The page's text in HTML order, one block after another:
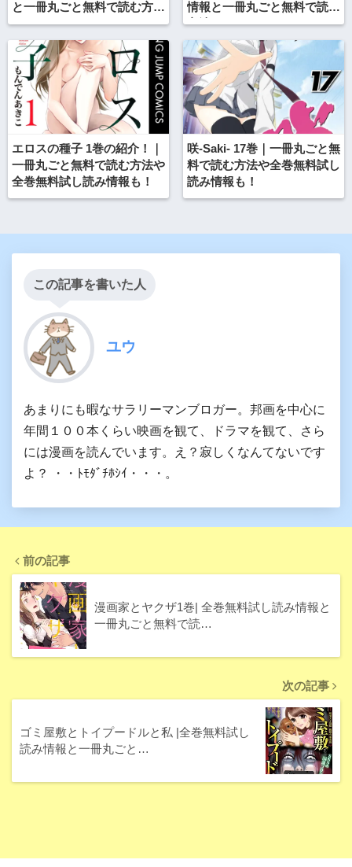
と一冊丸ごと無料で読む方法
も！
情報と一冊丸ごと無料で読む
方法も！
エロスの種子 1巻の紹介！｜
一冊丸ごと無料で読む方法や
全巻無料試し読み情報も！
咲-Saki- 17巻｜一冊丸ごと無
料で読む方法や全巻無料試し
読み情報も！
この記事を書いた人
ユウ
あまりにも暇なサラリーマンブロガー。邦画を中心に
年間１００本くらい映画を観て、ドラマを観て、さら
には漫画を読んでいます。え？寂しくなんてないです
よ？ ・・ﾄﾓﾀﾞﾁﾎｼｲ・・・。
前の記事
漫画家とヤクザ1巻| 全巻無料試し読み情報と
一冊丸ごと無料で読…
次の記事
ゴミ屋敷とトイプードルと私 |全巻無料試し
読み情報と一冊丸ごと…